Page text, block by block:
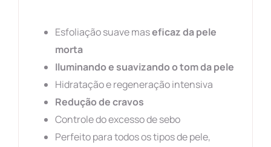
Esfoliação suave maseficaz da pele
morta
Iluminando e suavizando o tom da pele
Hidratação e regeneração intensiva
Redução de cravos
Controle do excesso de sebo
Perfeito para todos os tipos de pele,